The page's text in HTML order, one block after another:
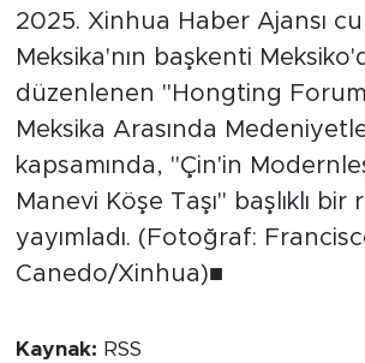
2025. Xinhua Haber Ajansı
Meksika'nın başkenti
düzenlenen "Hongting
Meksika Arasında
kapsamında, "Çin'in
Manevi Köşe Taşı" başlıklı bir
yayımladı. (Fotoğraf:
Canedo/Xinhua)■
Kaynak: RSS